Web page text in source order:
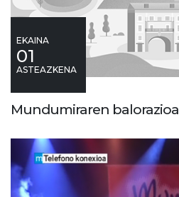
EKAINA
01
ASTEAZKENA
Mundumiraren balorazioa